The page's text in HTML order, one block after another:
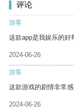
评论
游客
这款app是我娱乐的好
2024-06-26
游客
这款游戏的剧情非常
2024-06-26